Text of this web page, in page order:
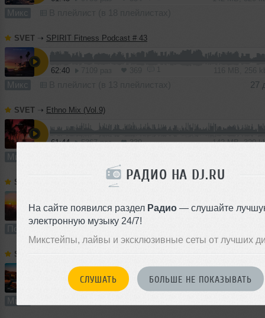
РАДИО НА DJ.RU
На сайте появился раздел Радио — слушайте
электронную музыку 24/7!
Микстейпы, лайвы и эксклюзивные сеты от лучших
СЛУШАТЬ БОЛЬШЕ НЕ ПОКАЗЫВАТЬ
Микс
SVET ➝ SPIRIT Fitness Podcast # 43
62:40
Микс 27
SVET ➝ Ethno Mix (Vol.9)
61:44 5367 раз 339 142 MB, 320
Микс
SVET SPIRIT Fitness Podcast # 42
3404 раза 237 140 MB, 320
Подкаст В плейлист (в 6 плейлистах)
SVET
61:21 292 141 MB, 320
Микс